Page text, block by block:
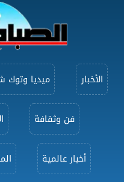
الأخبار ميديا وتوك
فن وثقافة
أخبار عالمية